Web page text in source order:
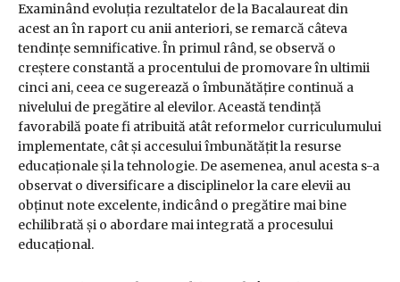
Examinând evoluția rezultatelor de la Bacalaureat din
acest an în raport cu anii anteriori, se remarcă câteva
tendințe semnificative. În primul rând, se observă o
creștere constantă a procentului de promovare în ultimii
cinci ani, ceea ce sugerează o îmbunătățire continuă a
nivelului de pregătire al elevilor. Această tendință
favorabilă poate fi atribuită atât reformelor curriculumului
implementate, cât și accesului îmbunătățit la resurse
educaționale și la tehnologie. De asemenea, anul acesta s-a
observat o diversificare a disciplinelor la care elevii au
obținut note excelente, indicând o pregătire mai bine
echilibrată și o abordare mai integrată a procesului
educațional.